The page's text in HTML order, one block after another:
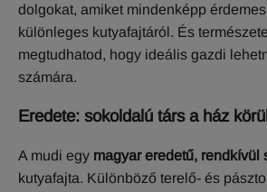
dolgokat, amiket mindenképp
különleges kutyafajtáról. És
megtudhatod, hogy ideális gazdi
számára.
Eredete: sokoldalú társ a ház körül
A mudi egy magyar eredetű, rendkívül
kutyafajta. Különböző terelő- és